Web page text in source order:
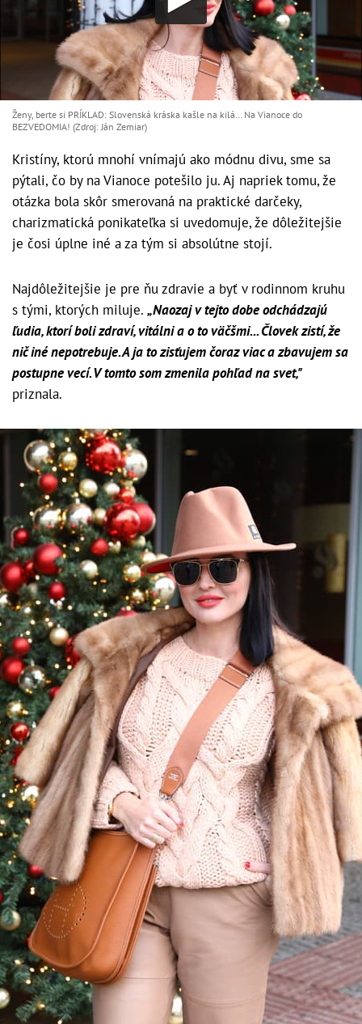
Ženy, berte si PRÍKLAD: Slovenská kráska kašle na kilá… Na Vianoce do
BEZVEDOMIA! (Zdroj: Ján Zemiar)
Kristíny, ktorú mnohí vnímajú ako módnu divu, sme sa
pýtali, čo by na Vianoce potešilo ju. Aj napriek tomu, že
otázka bola skôr smerovaná na praktické darčeky,
charizmatická ponikateľka si uvedomuje, že dôležitejšie
je čosi úplne iné a za tým si absolútne stojí.
Najdôležitejšie je pre ňu zdravie a byť v rodinnom kruhu
s tými, ktorých miluje. „Naozaj v tejto dobe odchádzajú
ľudia, ktorí boli zdraví, vitálni a o to väčšmi... Človek zistí, že
nič iné nepotrebuje. A ja to zisťujem čoraz viac a zbavujem sa
postupne vecí. V tomto som zmenila pohľad na svet,"
priznala.